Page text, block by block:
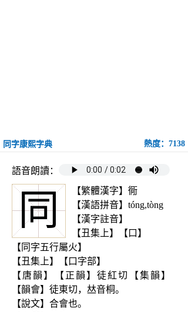
同字康熙字典 熱度：7138
語音朗讀：
同
【繁體漢字】衕
【漢語拼音】tóng,tòng
【漢字註音】
【丑集上】【口】
【同字五行屬火】
【丑集上】【口字部】
【唐韻】【正韻】徒紅切【集韻】
【韻會】徒東切，𠀤音桐。
【說文】合會也。